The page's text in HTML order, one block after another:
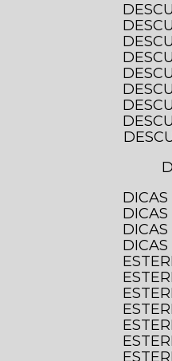
DESCUBRA OS BENEFÍCIOS DO VAPORIZADOR DE OZÔNIO PARA CUIDAR DOS SEUS CABELOS E TRANSFORMAR
DESVENDANDO A IMPORTÂNCIA DOS INSTRUMENTOS DE MEDIÇÃO ELETRÔNICOS PARA PRECISÃO E